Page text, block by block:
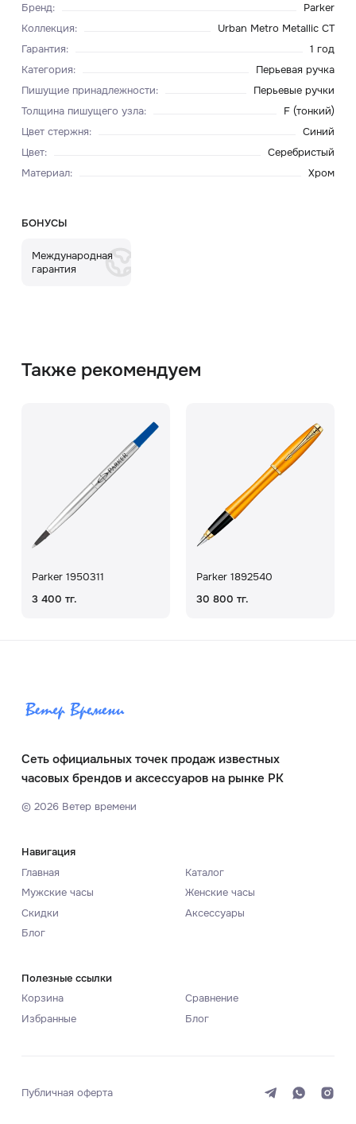
Бренд:
Parker
Коллекция:
Urban Metro Metallic CT
Гарантия:
1 год
Категория:
Перьевая ручка
Пишущие принадлежности:
Перьевые ручки
Толщина пишущего узла:
F (тонкий)
Цвет стержня:
Синий
Цвет:
Серебристый
Материал: Хром
БОНУСЫ
Международная
гарантия
Также рекомендуем
Parker 1950311
3 400 тг.
Parker 1892540
30 800 тг.
Сеть официальных точек продаж известных
часовых брендов и аксессуаров на рынке РК
© 2026Ветер времени
Навигация
Главная
Каталог
Мужские часы
Женские часы
Скидки
Аксессуары
Блог
Полезные ссылки
Корзина
Сравнение
Избранные
Блог
Публичная оферта Светлая